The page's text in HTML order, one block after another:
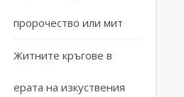
пророчество или мит
Житните кръгове в
ерата на изкуствения